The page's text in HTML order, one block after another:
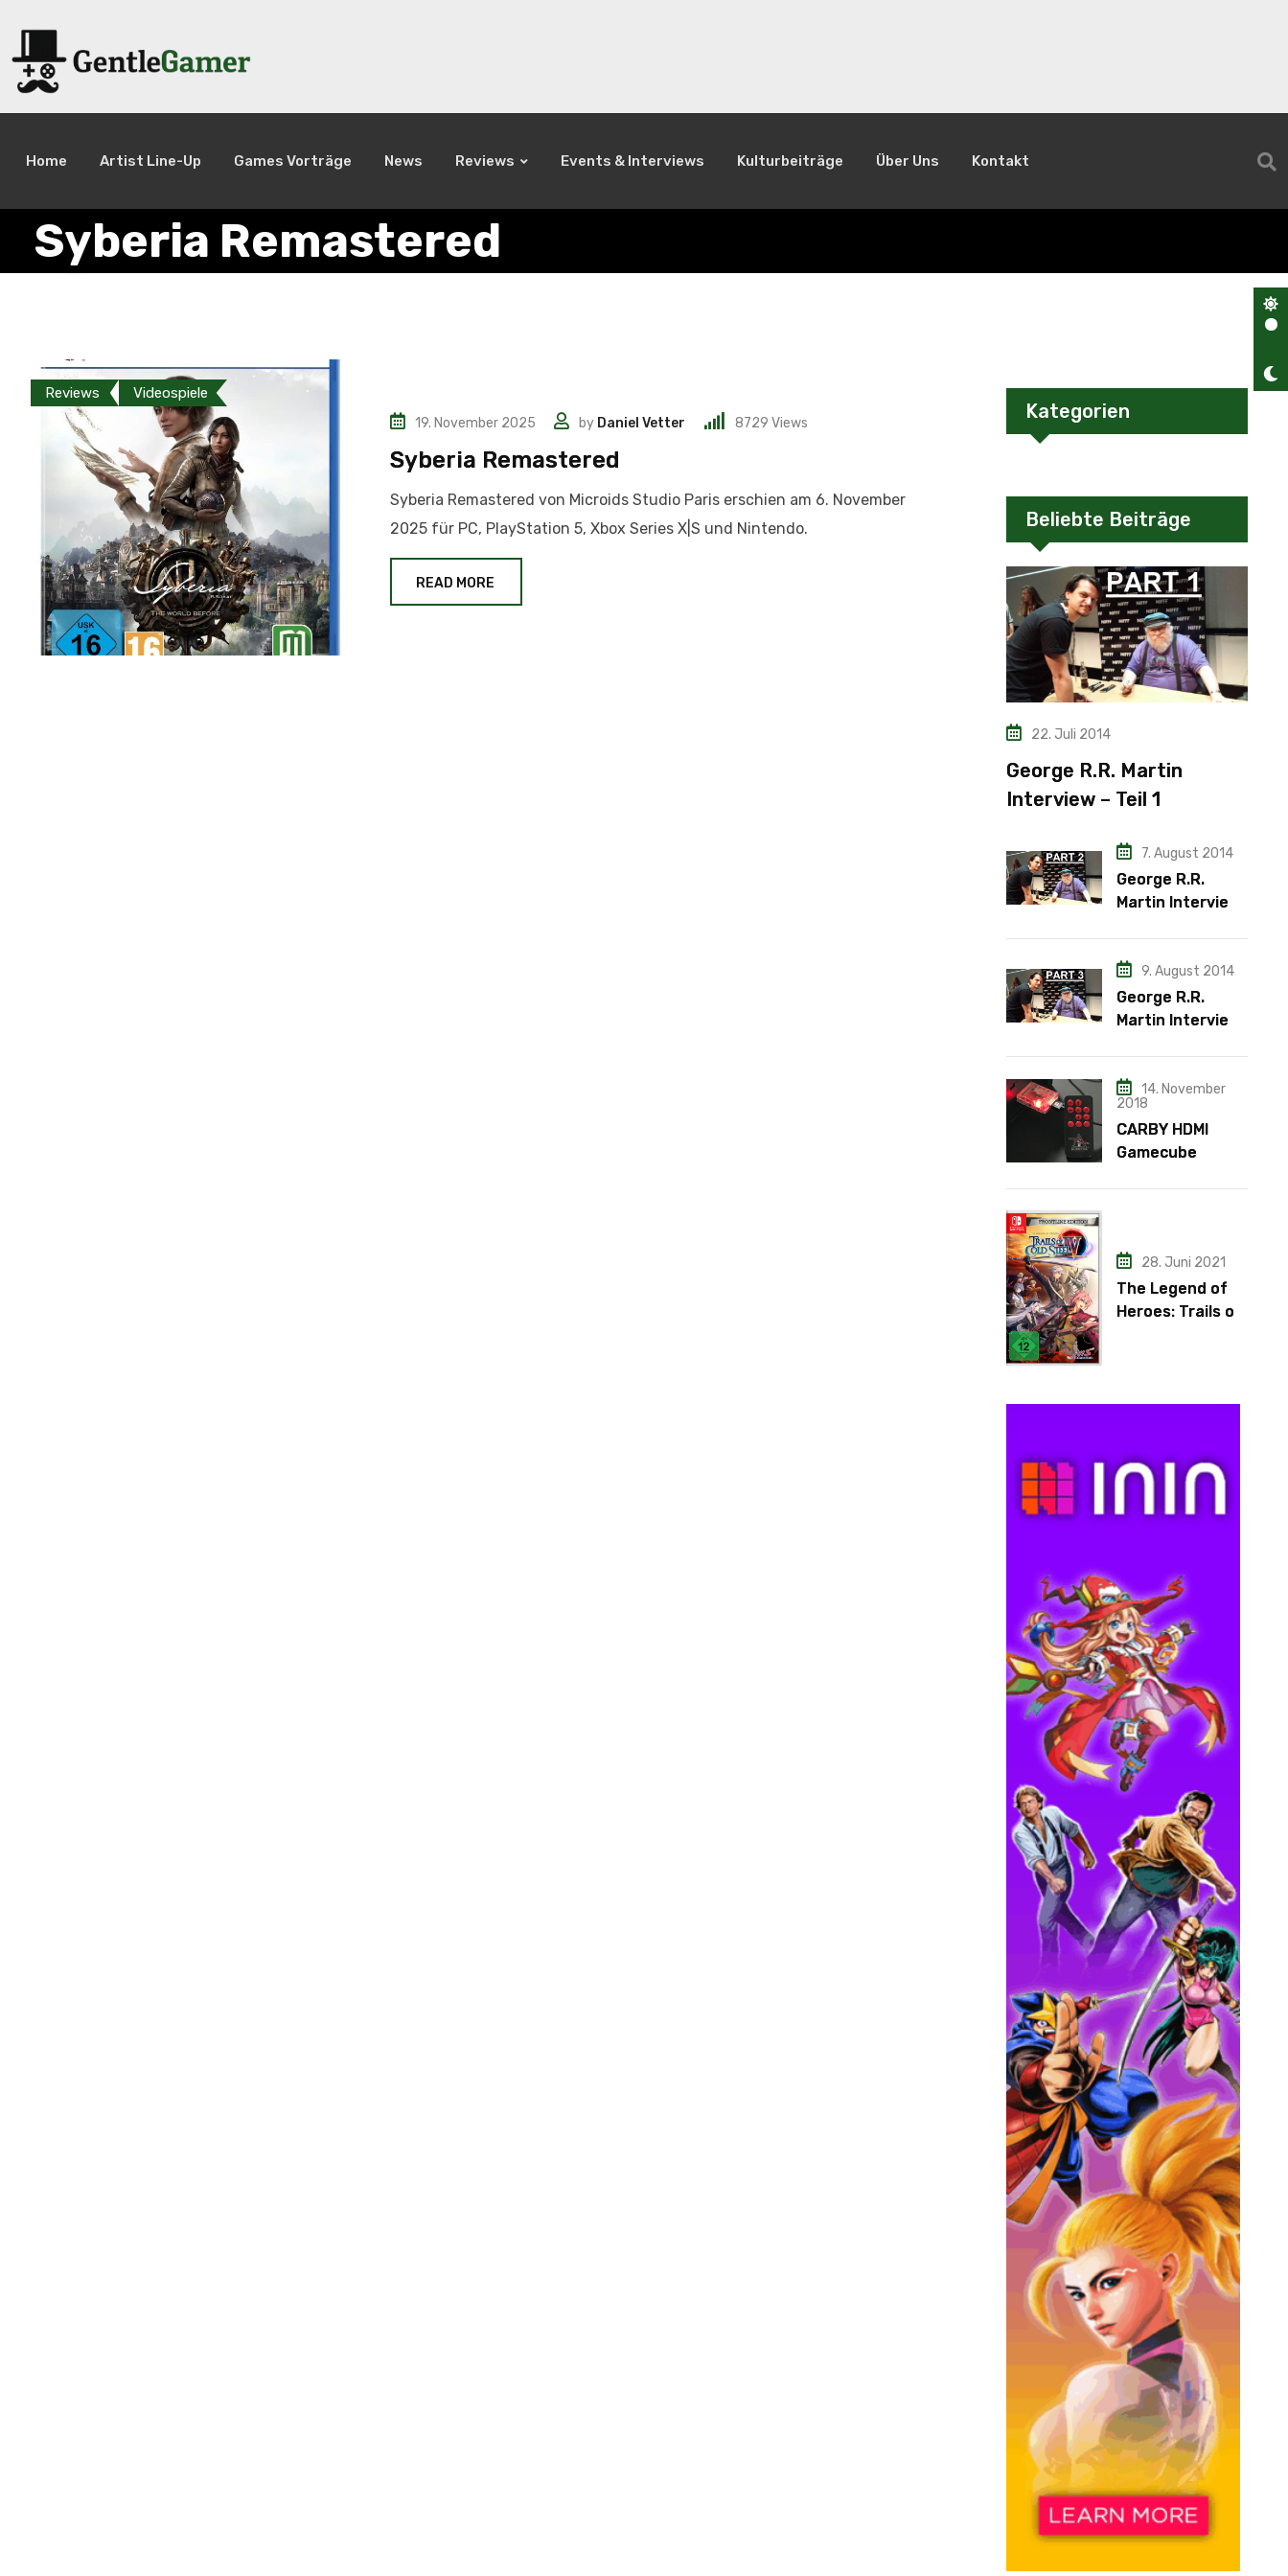
Home Artist Line-Up Games Vorträge News Reviews Events & Interviews Kulturbeiträge Über Uns Kontakt
Syberia Remastered
Reviews Videospiele
19. November 2025 by Daniel Vetter 8729 Views
Syberia Remastered
Syberia Remastered von Microids Studio Paris erschien am 6. November
2025 für PC, PlayStation 5, Xbox Series X|S und Nintendo.
READ MORE
Kategorien
Beliebte Beiträge
22. Juli 2014
George R.R. Martin
Interview – Teil 1
7. August 2014
George R.R.
Martin Interview
9. August 2014
George R.R.
Martin Interview
14. November
2018
CARBY HDMI
Gamecube
28. Juni 2021
The Legend of
Heroes: Trails of